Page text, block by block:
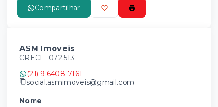
Compartilhar
ASM Imóveis
CRECI - 072.513
(21) 9 6408-7161
social.asmimoveis@gmail.com
Nome